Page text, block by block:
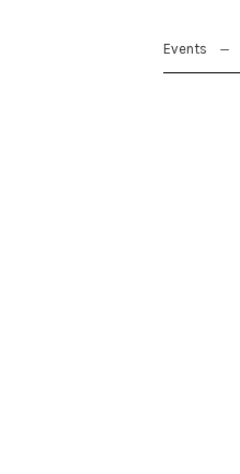
Events